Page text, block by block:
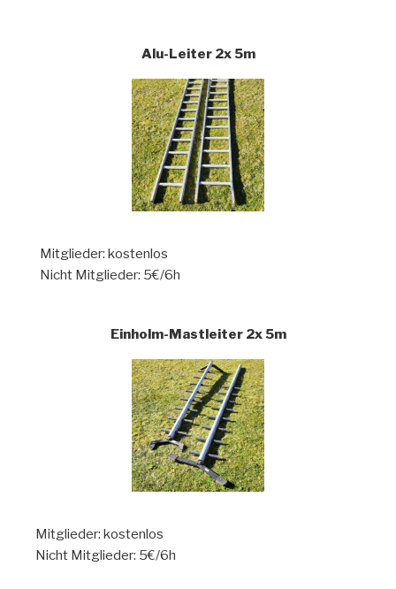
Alu-Leiter 2x 5m
Mitglieder: kostenlos
Nicht Mitglieder: 5€/6h
Einholm-Mastleiter 2x 5m
Mitglieder: kostenlos
Nicht Mitglieder: 5€/6h